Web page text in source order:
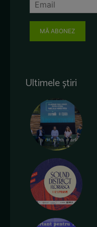
MĂ ABONEZ
Ultimele știri